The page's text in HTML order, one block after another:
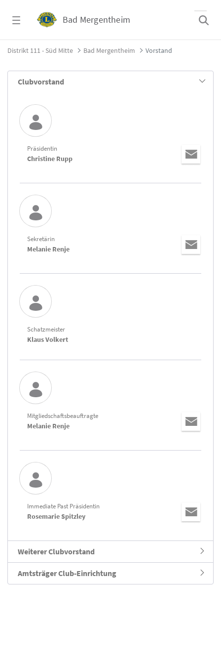
Bad Mergentheim
Vorstand - Bad Mergentheim
Distrikt 111 - Süd Mitte Bad Mergentheim Vorstand
Clubvorstand
Präsidentin
Christine Rupp
Sekretärin
Melanie Renje
Schatzmeister
Klaus Volkert
Mitgliedschaftsbeauftragte
Melanie Renje
Immediate Past Präsidentin
Rosemarie Spitzley
Weiterer Clubvorstand
Amtsträger Club-Einrichtung